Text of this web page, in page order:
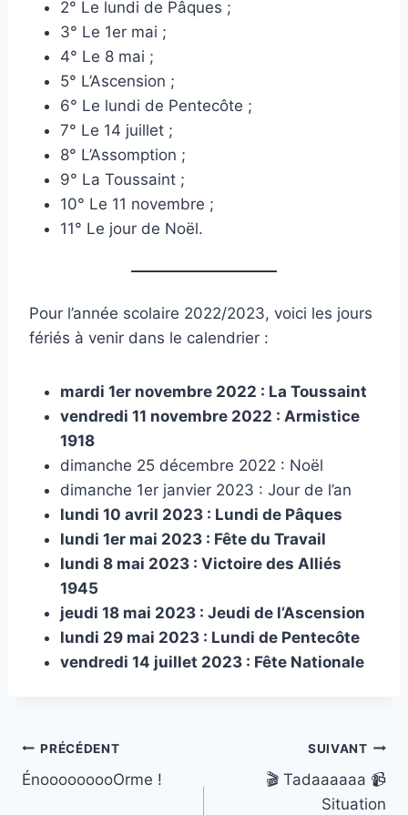
2° Le lundi de Pâques ;
3° Le 1er mai ;
4° Le 8 mai ;
5° L’Ascension ;
6° Le lundi de Pentecôte ;
7° Le 14 juillet ;
8° L’Assomption ;
9° La Toussaint ;
10° Le 11 novembre ;
11° Le jour de Noël.
Pour l’année scolaire 2022/2023, voici les jours
fériés à venir dans le calendrier :
mardi 1er novembre 2022 : La Toussaint
vendredi 11 novembre 2022 : Armistice
1918
dimanche 25 décembre 2022 : Noël
dimanche 1er janvier 2023 : Jour de l’an
lundi 10 avril 2023 : Lundi de Pâques
lundi 1er mai 2023 : Fête du Travail
lundi 8 mai 2023 : Victoire des Alliés
1945
jeudi 18 mai 2023 : Jeudi de l’Ascension
lundi 29 mai 2023 : Lundi de Pentecôte
vendredi 14 juillet 2023 : Fête Nationale
Navigation
de
PRÉCÉDENT
ÉnooooooooOrme !
SUIVANT
🎬 Tadaaaaaa 📹
Situation